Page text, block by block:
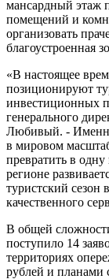
мансардный этаж
помещений и
организовать
благоустроенная
«В настоящее
позиционируют
инвестиционных
генерального
Любивый. -
в мировом
превратить в
регионе
туристский сезон
качественного
В общей
поступило 14
территориях
рублей и планами